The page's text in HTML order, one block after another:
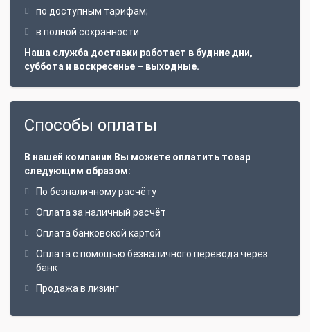
по доступным тарифам;
в полной сохранности.
Наша служба доставки работает в будние дни,
суббота и воскресенье – выходные.
Способы оплаты
В нашей компании Вы можете оплатить товар
следующим образом:
По безналичному расчёту
Оплата за наличный расчёт
Оплата банковской картой
Оплата с помощью безналичного перевода через
банк
Продажа в лизинг